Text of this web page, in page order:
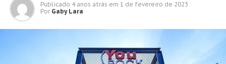
Publicado 4 anos atrás em 1 de fevereiro de 2023
Por Gaby Lara